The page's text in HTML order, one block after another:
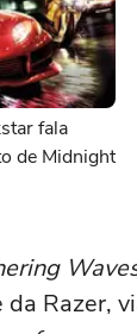
fala
de Midnight
Razer,